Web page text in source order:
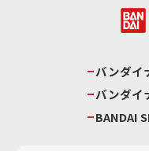
バンダイ
バンダイ
BANDAI